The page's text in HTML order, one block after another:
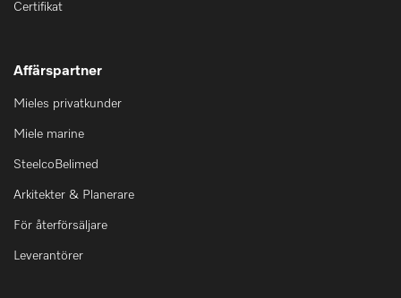
Certifikat
Affärspartner
Mieles privatkunder
Miele marine
SteelcoBelimed
Arkitekter & Planerare
För återförsäljare
Leverantörer